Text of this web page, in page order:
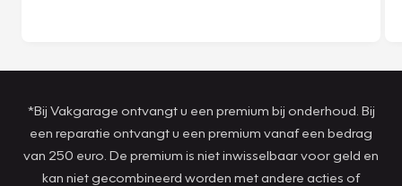
*Bij Vakgarage ontvangt u een premium bij onderhoud. Bij
een reparatie ontvangt u een premium vanaf een bedrag
van 250 euro. De premium is niet inwisselbaar voor geld en
kan niet gecombineerd worden met andere acties of